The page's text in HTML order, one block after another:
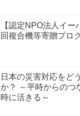
【認定NPO法人イー
回複合機等寄贈プロ
日本の災害対応をど
か？ ～平時からのつ
時に活きる～